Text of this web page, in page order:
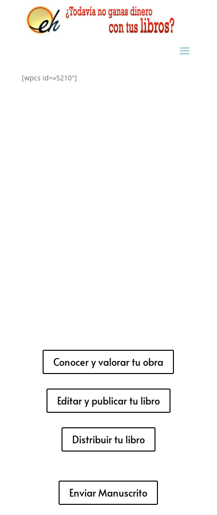
[wpcs id=»5210″]
Conocer y valorar tu obra
Editar y publicar tu libro
Distribuir tu libro
Enviar Manuscrito